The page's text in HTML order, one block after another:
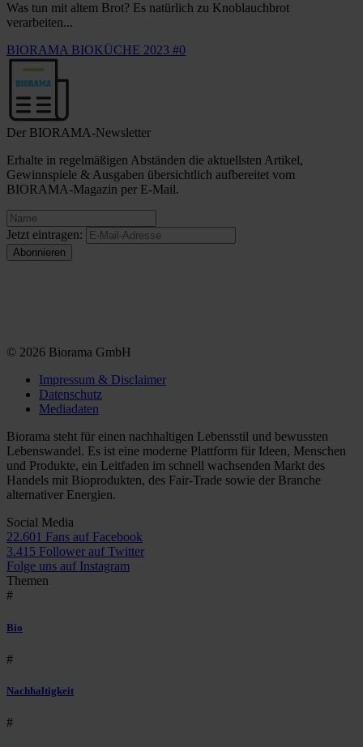
Was tun mit altem Brot? Es natürlich zu Knoblauchbrot
verarbeiten...
BIORAMA BIOKÜCHE 2023 #0
Der BIORAMA-Newsletter
Erhalte in regelmäßigen Abständen die aktuellsten Artikel,
Gewinnspiele & Ausgaben übersichtlich aufbereitet vom
BIORAMA-Magazin per E-Mail.
Jetzt eintragen:
© 2026 Biorama GmbH
Impressum & Disclaimer
Datenschutz
Mediadaten
Biorama steht für einen nachhaltigen Lebensstil und bewussten
Lebenswandel. Es ist eine moderne Plattform für Ideen, Menschen
und Produkte, ein Leitfaden im schnell wachsenden Markt des
Handels mit Bioprodukten, des Fair-Trade sowie der Branche
alternativer Energien.
Social Media
22.601 Fans auf Facebook
3.415 Follower auf Twitter
Folge uns auf Instagram
Themen
#
Bio
#
Nachhaltigkeit
#